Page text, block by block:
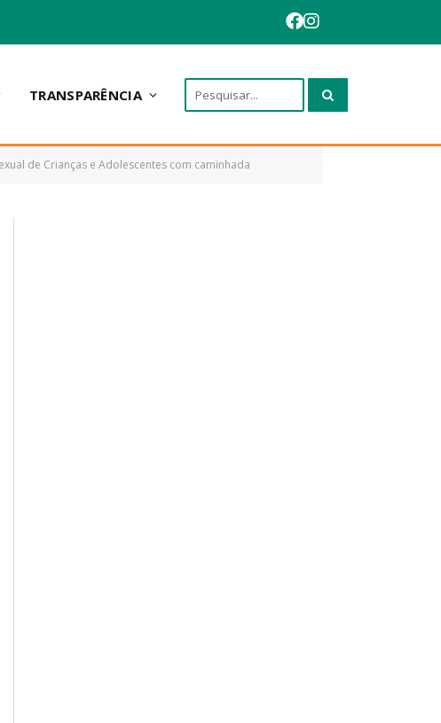
TRANSPARÊNCIA
de Crianças e Adolescentes com caminhada